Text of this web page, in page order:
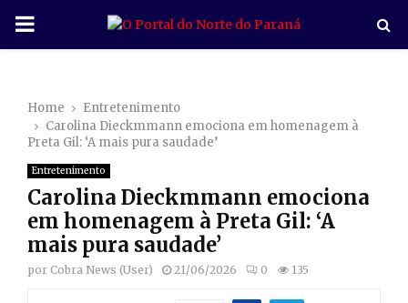
P
M
A
R
Home
Entretenimento
Carolina Dieckmmann emociona em homenagem à
Preta Gil: ‘A mais pura saudade’
Entretenimento
Carolina Dieckmmann emociona
em homenagem à Preta Gil: ‘A
mais pura saudade’
por Cobra News (User) 21/06/2026 0 135